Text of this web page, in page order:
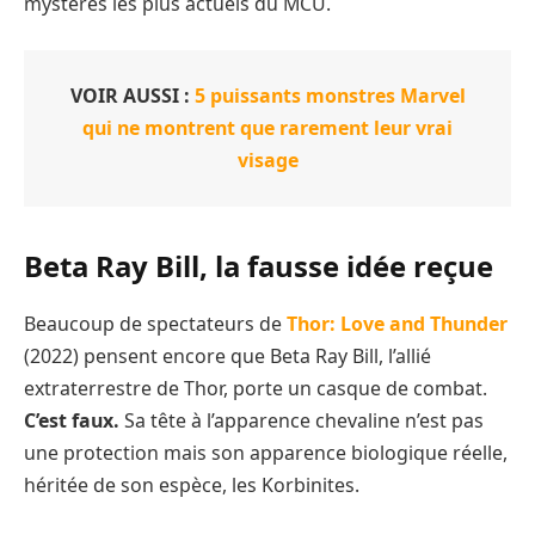
VOIR AUSSI : 5 puissants monstres Marvel
qui ne montrent que rarement leur vrai
visage
Beta Ray Bill, la fausse idée reçue
Beaucoup de spectateurs deThor: Love and Thunder
(2022) pensent encore que Beta Ray Bill, l’allié
extraterrestre de Thor, porte un casque de combat.
C’est faux. Sa tête à l’apparence chevaline n’est pas
une protection mais son apparence biologique réelle,
héritée de son espèce, les Korbinites.